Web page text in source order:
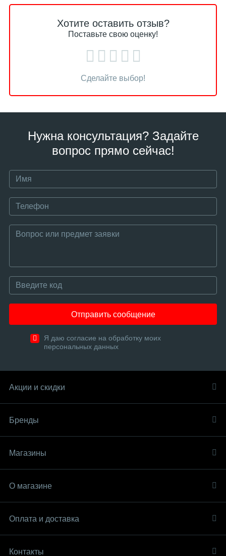
Хотите оставить отзыв?
Поставьте свою оценку!
Сделайте выбор!
Нужна консультация? Задайте
вопрос прямо сейчас!
Отправить сообщение
Я даю согласие на обработку моих
персональных данных
Акции и скидки
Бренды
Магазины
О магазине
Оплата и доставка
Контакты